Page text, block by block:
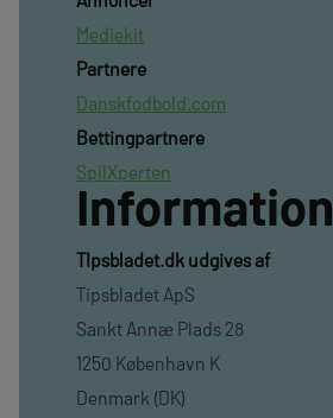
Mediekit
Partnere
Danskfodbold.com
Bettingpartnere
SpilXperten
Information
TIpsbladet.dk udgives af
Tipsbladet ApS
Sankt Annæ Plads 28
1250 København K
Denmark (DK)